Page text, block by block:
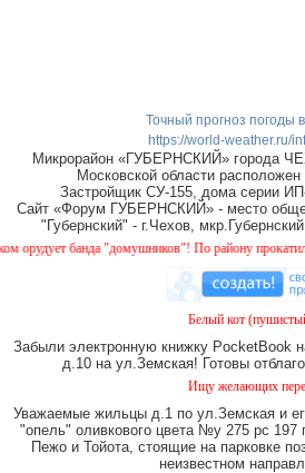
Точный прогноз погоды
https://world-weather.ru/
Микрорайон «ГУБЕРНСКИЙ» города
Московской области
Застройщик СУ-155, дома серии
Сайт «Форум ГУБЕРНСКИЙ» - место
"Губернский" - г.Чехов,
банда "домушников"! По району
Белый кот
Забыли электронную книжку PocketBook
д.10 на ул.Земская! Готовы
Ищу желающих
Уважаемые жильцы д.1 по ул.Земская и
"опель" оливкового цвета №у 275 рс
Пежо и Тойота, стоящие на парковке
неизвестном